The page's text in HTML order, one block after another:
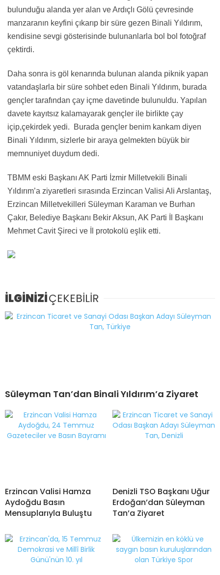
bulunduğu alanda yer alan ve Ardıçlı Gölü çevresinde
manzaranın keyfini çıkarıp bir süre gezen Binali Yıldırım,
kendisine sevgi gösterisinde bulunanlarla bol bol fotoğraf
çektirdi.
Daha sonra is göl kenarında bulunan alanda piknik yapan
vatandaşlarla bir süre sohbet eden Binali Yıldırım, burada
gençler tarafından çay içme davetinde bulunuldu. Yapılan
davete kayıtsız kalamayarak gençler ile birlikte çay
içip,çekirdek yedi. Burada gençler benim kankam diyen
Binali Yıldırım, sizlerle bir araya gelmekten büyük bir
memnuniyet duydum dedi.
TBMM eski Başkanı AK Parti İzmir Milletvekili Binali
Yıldırım’a ziyaretleri sırasında Erzincan Valisi Ali Arslantaş,
Erzincan Milletvekilleri Süleyman Karaman ve Burhan
Çakır, Belediye Başkanı Bekir Aksun, AK Parti İl Başkanı
Mehmet Cavit Şireci ve İl protokolü eşlik etti.
İLGİNİZİÇEKEBİLİR
Süleyman Tan’dan Binali Yıldırım’a Ziyaret
Erzincan Valisi Hamza
Aydoğdu Basın
Mensuplarıyla Buluştu
Denizli TSO Başkanı Uğur
Erdoğan’dan Süleyman
Tan’a Ziyaret